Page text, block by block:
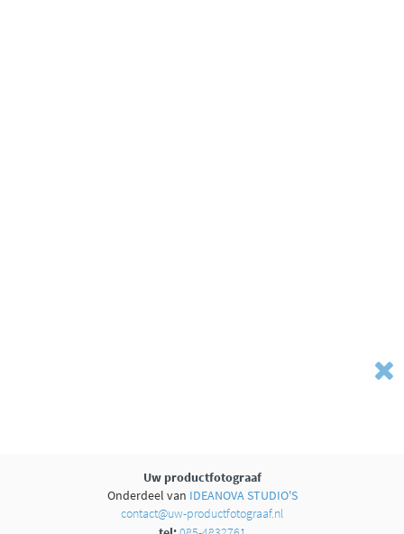
Uw productfotograaf
Onderdeel van IDEANOVA STUDIO'S
contact@uw-productfotograaf.nl